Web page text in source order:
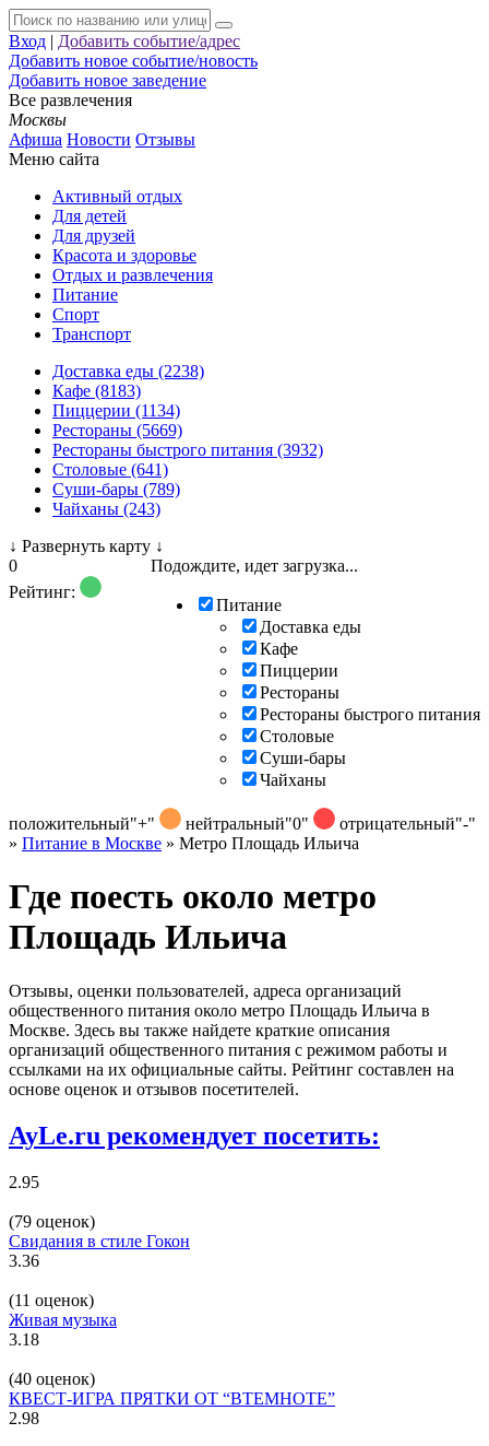
Вход | Добавить событие/адрес
Добавить новое событие/новость
Добавить новое заведение
Все развлечения
Москвы
Афиша Новости Отзывы
Меню сайта
Активный отдых
Для детей
Для друзей
Красота и здоровье
Отдых и развлечения
Питание
Спорт
Транспорт
Доставка еды (2238)
Кафе (8183)
Пиццерии (1134)
Рестораны (5669)
Рестораны быстрого питания (3932)
Столовые (641)
Суши-бары (789)
Чайханы (243)
↓ Развернуть карту ↓
Подождите, идет загрузка...
Питание
Доставка еды
Кафе
Пиццерии
Рестораны
Рестораны быстрого питания
Столовые
Суши-бары
Чайханы
0
Рейтинг:
положительный"+" нейтральный"0" отрицательный"-"
» Питание в Москве » Метро Площадь Ильича
Где поесть около метро
Площадь Ильича
Отзывы, оценки пользователей, адреса организаций
общественного питания около метро Площадь Ильича в
Москве. Здесь вы также найдете краткие описания
организаций общественного питания с режимом работы и
ссылками на их официальные сайты. Рейтинг составлен на
основе оценок и отзывов посетителей.
AyLe.ru рекомендует посетить:
2.95
(79 оценок)
Свидания в стиле Гокон
3.36
(11 оценок)
Живая музыка
3.18
(40 оценок)
КВЕСТ-ИГРА ПРЯТКИ ОТ “ВТЕМНОТЕ”
2.98